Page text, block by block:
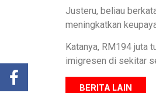
Justeru, beliau
meningkatkan
Katanya, RM194 juta
imigresen di sekitar
BERITA LAIN